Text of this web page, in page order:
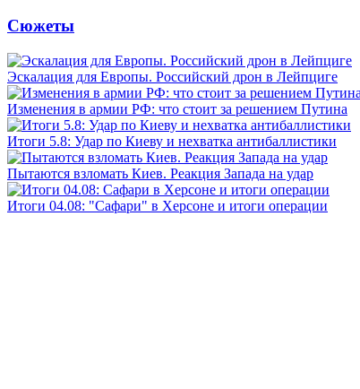
Сюжеты
Эскалация для Европы. Российский дрон в Лейпциге
Изменения в армии РФ: что стоит за решением Путина
Итоги 5.8: Удар по Киеву и нехватка антибаллистики
Пытаются взломать Киев. Реакция Запада на удар
Итоги 04.08: "Сафари" в Херсоне и итоги операции